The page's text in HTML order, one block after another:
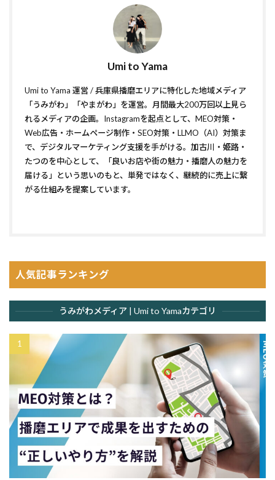
Umi to Yama
Umi to Yama 運営 / 兵庫県播磨エリアに特化した地域メディア
「うみがわ」「やまがわ」を運営。月間最大200万回以上見ら
れるメディアの企画。Instagramを起点として、MEO対策・
Web広告・ホームページ制作・SEO対策・LLMO（AI）対策ま
で、デジタルマーケティング支援を手がける。加古川・姫路・
たつのを中心として、「良いお店や街の魅力・播磨人の魅力を
届ける」という思いのもと、単発ではなく、継続的に売上に繋
がる仕組みを提案しています。
人気記事ランキング
うみがわメディア | Umi to Yamaカテゴリ